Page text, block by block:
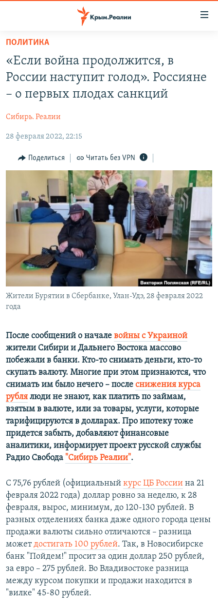
Вернуться
основному
содержанию
главной
навигации
Вернутся
поиску
11 ЛЕТ ОККУПАЦИИ КРЫМА. 11 ИСТОРИЙ СОПРОТИВЛЕНИЯ
ЕЩЕ
ИНТЕРАКТИВ
ИНФОГРАФИКА
ТЕЛЕПРОЕКТ КРЫМ.РЕАЛИИ
СОВЕТЫ ПРАВОЗАЩИТНИКОВ
ПРОПАВШИЕ БЕЗ ВЕСТИ
ПОБЕДИТЕЛЕЙ НЕ СУДЯТ?
КРЫМ.НЕПОКОРЕННЫЙ
ELIFBE
УКРАИНСКАЯ ПРОБЛЕМА КРЫМА
РАДІО СВОБОДА
КАК ОБОЙТИ БЛОКИРОВКУ
Українською
Qırımtatar
ПРИСОЕДИНЯЙТЕСЬ!
Все сайты RFE/RL
ПОЛИТИКА
«Если война продолжится, в
России наступит голод». Россияне
– о первых плодах санкций
Сибирь. Реалии
28 февраля 2022, 22:15
Поделиться Читать без VPN
Жители Бурятии в Сбербанке, Улан-Удэ, 28 февраля 2022
года
После сообщений о начале войны с Украиной
жители Сибири и Дальнего Востока массово
побежали в банки. Кто-то снимать деньги, кто-то
скупать валюту. Многие при этом признаются, что
снимать им было нечего – после снижения курса
рубля люди не знают, как платить по займам,
взятым в валюте, или за товары, услуги, которые
тарифицируются в долларах. Про ипотеку тоже
придется забыть, добавляют финансовые
аналитики, информирует проект русской службы
Радио Свобода "Сибирь Реалии".
С 75,76 рублей (официальный курс ЦБ России на 21
февраля 2022 года) доллар ровно за неделю, к 28
февраля, вырос, минимум, до 120-130 рублей. В
разных отделениях банка даже одного города цены
продажи валюты сильно отличаются – разница
можетдостигать 100 рублей. Так, в Новосибирске
банк "Пойдем!" просит за один доллар 250 рублей,
за евро – 275 рублей. Во Владивостоке разница
между курсом покупки и продажи находится в
"вилке" 45-80 рублей.